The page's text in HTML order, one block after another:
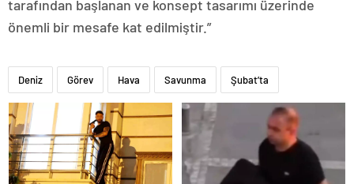
tarafından başlanan ve konsept tasarımı üzerinde
önemli bir mesafe kat edilmiştir.”
Deniz Görev Hava Savunma Şubat’ta